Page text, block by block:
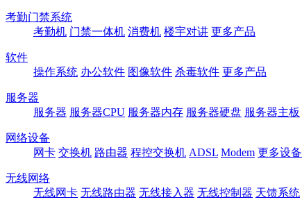
考勤门禁系统
考勤机 门禁一体机 消费机 楼宇对讲 更多产品
软件
操作系统 办公软件 图像软件 杀毒软件 更多产品
服务器
服务器 服务器CPU 服务器内存 服务器硬盘 服务器主板
网络设备
网卡 交换机 路由器 程控交换机 ADSL Modem 更多设备
无线网络
无线网卡 无线路由器 无线接入器 无线控制器 天馈系统